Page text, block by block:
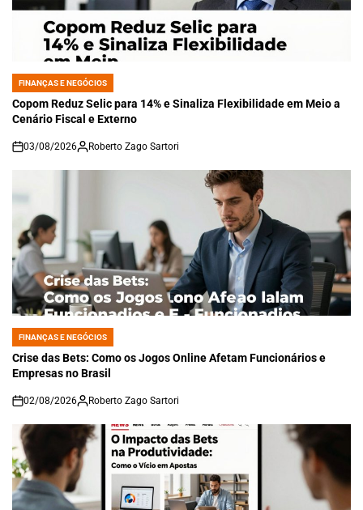
POSTED
IN
FINANÇAS E NEGÓCIOS
Copom Reduz Selic para 14% e Sinaliza Flexibilidade em Meio a
Cenário Fiscal e Externo
on
03/08/2026 Roberto Zago Sartori
POSTED
IN
FINANÇAS E NEGÓCIOS
Crise das Bets: Como os Jogos Online Afetam Funcionários e
Empresas no Brasil
on
02/08/2026 Roberto Zago Sartori